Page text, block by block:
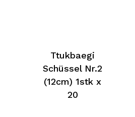
Ttukbaegi
Schüssel Nr.2
(12cm) 1stk x
20